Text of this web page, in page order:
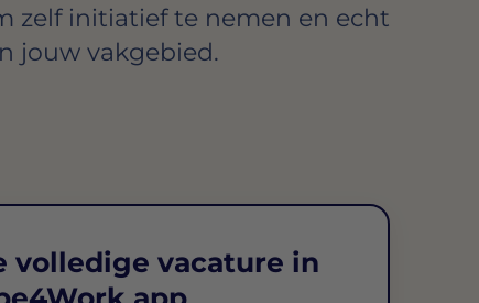
zelf initiatief te nemen en echt
jouw vakgebied.
volledige vacature in